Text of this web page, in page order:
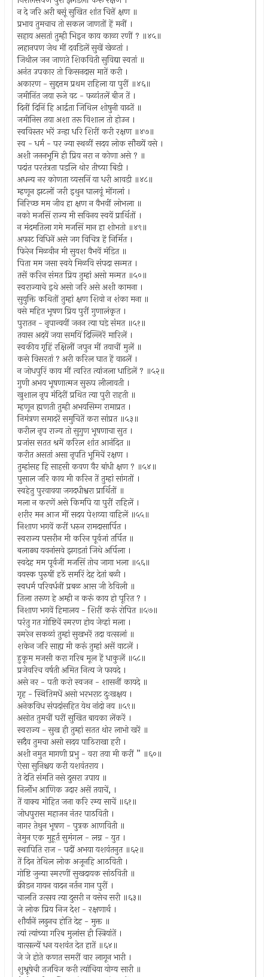
न दे जरि अरी बसूं सुखित शांत चित्तें क्षण ॥
प्रभाव तुमचाच तो सकल जाणतों हें मनीं ।
सहाय असतां तुम्ही भिइन काय काळा रणीं ? ॥४५॥
लहानपण जेथ मीं दवडिलें सुखें खेळतां ।
जिथील जन जाणते शिकविती सुविद्या स्वतां ॥
अनंत उपकार तो किसनदास मातें करी ।
अकारण - सुद्दत्तम प्रथम राहिला या पुरीं ॥४६॥
जमीनिंत जया रूजे वट - फळांतलें बीज तें ।
दिनीं दिनिं हि आर्द्रता जिथिल शोषुनी वाढतें ॥
जमीनिस तया अशा तरू विशाल तो होउन ।
स्वविस्तर भरें उन्हा धरि शिरीं करी रक्षण ॥४७॥
स्व - धर्म - पर ज्या स्थळीं सदय लोक सौख्यें वसे ।
अशी जननभूमि ही प्रिय नरा न कोणा असे ? ॥
पदांत परतंत्रता पडलि थोर तीच्या बिडी ।
अधन्य नर कोणता व्यसनिं या धरी आवडी ॥४८॥
म्हणून झटलों जरी इथुन घालवूं मोंगलां ।
निरिच्छ मम जीव हा क्षण न वैभवीं लोभला ॥
नको मजसिं राज्य मी सविनय स्वयें प्रार्थितों ।
न मंदमतिला गमे मजसिं मान हा शोभतो ॥४९॥
अफाट विधिनें असे जग विचित्र हें निर्मित ।
फिरेन मिळवीन मी सुयश वैभवें मंडित ॥
पिता मम जसा स्वये मिळवि संपदा सन्मत ।
तसें करिन संमत प्रिय तुम्हां असो मन्मत ॥५०॥
स्वराज्याचे इथे असो जरि असे अशी कामना ।
सुयुक्ति कथितों तुम्हां क्षण शिवो न शंका मना ॥
वसे महित भूषण प्रिय पुरीं गुणालंकृत ।
पुरातन - नृपान्वयीं जनन त्या घडे संमत ॥५१॥
तयास अदयें जया समयिं दिल्लिरें मारिलें ।
स्वकीय गृहिं रक्षिलीं जपुन मीं तयाचीं मुलें ॥
कसे विसरतां ? अरी करिल घात हें वाढलें ।
न जोधपुरिं काय मीं त्वरित त्यांजला धाडिलें ? ॥५२॥
गुणी अभय भूषणात्मज सुरूप लीलावती ।
खुशाल नृप मंदिरीं प्रथित त्या पुरी राहती ॥
म्हणून ह्मणती तुम्ही अभयसिम्ग रामाप्रत ।
निमंत्रण समादरें समुचितें करा सांप्रत ॥५३॥
करील नृप राज्य तो सुगुण भूषणाचा सुत ।
प्रजांस सतत श्रमें करिल शांत आनंदित ॥
करीत असतां असा नृपति भूमिचें रक्षण ।
तुम्हांसह हि साहसी कवण वैर बांधी क्षण ? ॥५४॥
पुसाल जरि काय मी करिन तें तुम्हां सांगतों ।
स्वहेतु पुरवावया जगदधीश्वरा प्रार्थितों ॥
मला न करणें असे किमपि या पुरीं राहिलें ।
शरीर मन आज मीं सदय पेशव्या वाहिलें ॥५५॥
निशाण भगवें करीं धरुन रामदासार्पित ।
स्वराज्य पसरीन मी करिन पूर्वजां तर्पित ॥
बलाढ्य यवनांसवे झगडतां जिथे अर्पिला ।
स्वदेह मम पूर्वजीं मजसिं तोच जागा भला ॥५६॥
वयस्क पुरुषीं हठें समरिं देह देतां बळी ।
स्वधर्म परिवर्धनीं प्रबळ आस जी ठेविली ॥
तिला तरूण हे अम्ही न करूं काय हो पूरित ? ।
निशाण भगवें हिमालय - शिरीं करूं रोपित ॥५७॥
परंतु गत गोष्टिचें स्मरण होय जेव्हां मला ।
स्मरेन सकळां तुम्हां सुखभरें तदा वत्सलां ॥
शकेन जरि साह्य मी करूं तुम्हां असें वाटलें ।
हुकूम मजसी करा गरिब मूल हें धाकुलें ॥५८॥
प्रजेवरिच वर्षती अमित नित्य जे फायदे ।
असे नर - पती करो स्वजन - शासनीं कायदे ॥
गृह - स्थितिमधें असो भरभराट दुःखक्षय ।
अनेकविध संपदांसहित येथ नांदो नय ॥५९॥
असोत तुमचीं घरीं सुखित बायका लेंकरें ।
स्वराज्य - सुख ही तुम्हां सतत थोर लाभो खरें ॥
सदैव तुमचा असो सदय पाठिराखा हरी ।
अशी नमुत मागणी प्रभु - वरा तया मी करीं ” ॥६०॥
ऐसा सुनिश्चय करी यशवंतराय ।
ते देति संमति नसे दुसरा उपाय ॥
निर्लोभ आणिक उदार असें तयाचें, ।
तें वाक्य मोहित जना करि रम्य साचें ॥६१॥
जोधपुरास महाजन नंतर पाठविती ।
नागर तेथुन भूषण - पुत्रक आणविती ॥
नेमुन एक मुहूर्त सुमंगल - लग्न - युत ।
स्थापिति राज - पदीं अभया यशवंतनुत ॥६२॥
तें दिन तेथिल लोक अजूनहि आठविती ।
गोष्टि जुन्या स्मरणीं सुखदायक सांठविती ॥
क्रीडन गायन वादन नर्तन गान पुरीं ।
चालति उत्सव त्या दुसरी न वसेच सरी ॥६३॥
जे लोक प्रिय निज देश - रक्षणार्थ ।
शौर्यानें लढुनच होति देह - मुक्त ॥
त्यां त्यांच्या गरिब मुलांस ही स्त्रियांतें ।
वात्सल्यें धन यशवंत देत हातें ॥६४॥
जे जे होते कणत समरीं वार लागून भारी ।
शुश्रूषेची तजविज करी त्यांचिया योग्य सारी ॥